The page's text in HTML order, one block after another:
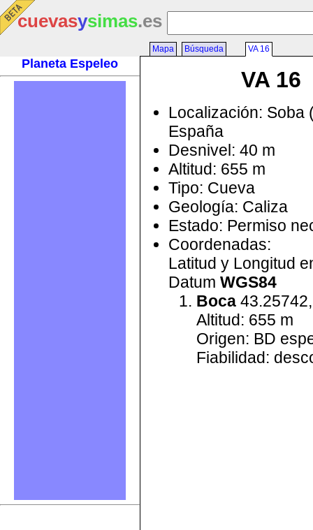
cuevasysimas.es
Planeta Espeleo
Mapa Búsqueda VA 16
VA 16
Localización: Soba
España
Desnivel: 40 m
Altitud: 655 m
Tipo: Cueva
Geología: Caliza
Estado: Permiso
Coordenadas:
Latitud y Longitud
Datum WGS84
Boca
Altitud: 655 m
Origen: BD
Fiabilidad: